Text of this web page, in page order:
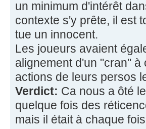
un minimum d'intérêt
contexte s'y prête, il est
tue un innocent.
Les joueurs avaient
alignement d'un "cran"
actions de leurs persos
Verdict: Ca nous a ôté
quelque fois des
mais il était à chaque